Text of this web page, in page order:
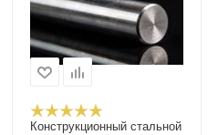
Конструкционный стальной